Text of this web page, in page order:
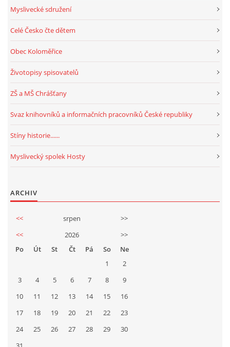
Myslivecké sdružení
Celé Česko čte dětem
Obec Koloměřice
Životopisy spisovatelů
ZŠ a MŠ Chrášťany
Svaz knihovníků a informačních pracovníků České republiky
Stíny historie......
Myslivecký spolek Hosty
ARCHIV
<< srpen
>>
<<
2026
>>
Po
Út St Čt Pá So
Ne
1
2
3
4 5 6 7 8
9
10
11 12 13 14 15
16
17
18 19 20 21 22
23
24
25 26 27 28 29
30